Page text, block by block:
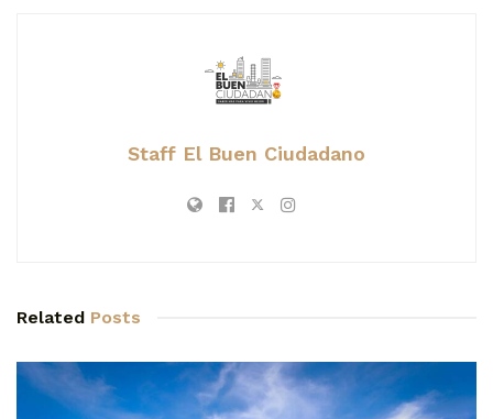
Staff El Buen Ciudadano
Related Posts